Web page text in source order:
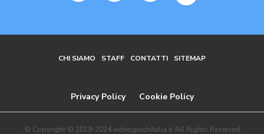
CHI SIAMO STAFF CONTATTI SITEMAP
Privacy Policy Cookie Policy
© Copyright © 2019-2024 videogiochitalia.it All Rights Reserved